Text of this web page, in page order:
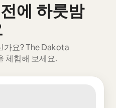
에 하룻밤
가요? The Dakota
체험해 보세요.